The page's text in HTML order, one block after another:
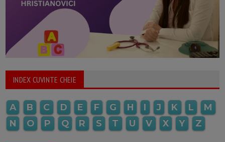
INDEX CUVINTE CHEIE
A B C D E F G H I J K L
M
N
O P Q R S T U V X Y Z